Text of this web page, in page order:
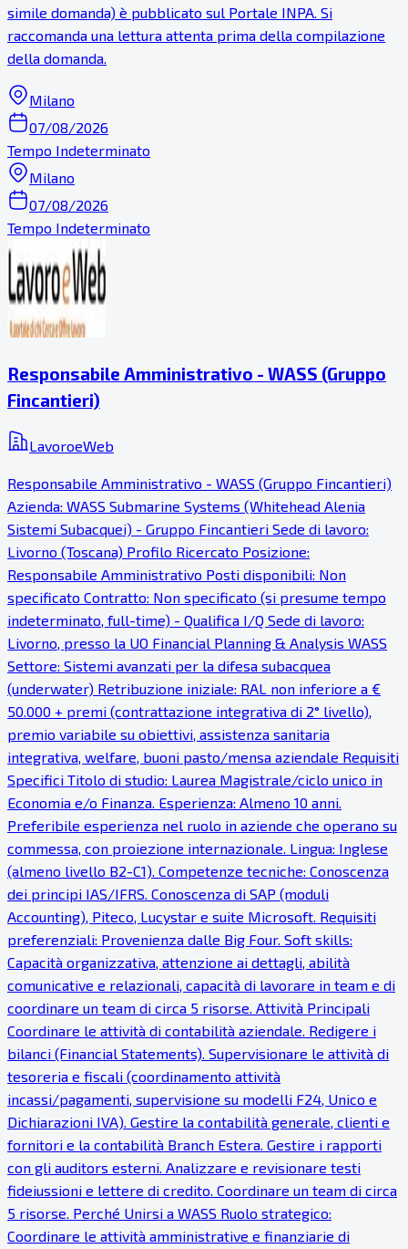
simile domanda) è pubblicato sul Portale INPA. Si
raccomanda una lettura attenta prima della compilazione
della domanda.
Milano
07/08/2026
Tempo Indeterminato
Milano
07/08/2026
Tempo Indeterminato
Responsabile Amministrativo - WASS (Gruppo
Fincantieri)
LavoroeWeb
Responsabile Amministrativo - WASS (Gruppo Fincantieri)
Azienda: WASS Submarine Systems (Whitehead Alenia
Sistemi Subacquei) - Gruppo Fincantieri Sede di lavoro:
Livorno (Toscana) Profilo Ricercato Posizione:
Responsabile Amministrativo Posti disponibili: Non
specificato Contratto: Non specificato (si presume tempo
indeterminato, full-time) - Qualifica I/Q Sede di lavoro:
Livorno, presso la UO Financial Planning & Analysis WASS
Settore: Sistemi avanzati per la difesa subacquea
(underwater) Retribuzione iniziale: RAL non inferiore a €
50.000 + premi (contrattazione integrativa di 2° livello),
premio variabile su obiettivi, assistenza sanitaria
integrativa, welfare, buoni pasto/mensa aziendale Requisiti
Specifici Titolo di studio: Laurea Magistrale/ciclo unico in
Economia e/o Finanza. Esperienza: Almeno 10 anni.
Preferibile esperienza nel ruolo in aziende che operano su
commessa, con proiezione internazionale. Lingua: Inglese
(almeno livello B2-C1). Competenze tecniche: Conoscenza
dei principi IAS/IFRS. Conoscenza di SAP (moduli
Accounting), Piteco, Lucystar e suite Microsoft. Requisiti
preferenziali: Provenienza dalle Big Four. Soft skills:
Capacità organizzativa, attenzione ai dettagli, abilità
comunicative e relazionali, capacità di lavorare in team e di
coordinare un team di circa 5 risorse. Attività Principali
Coordinare le attività di contabilità aziendale. Redigere i
bilanci (Financial Statements). Supervisionare le attività di
tesoreria e fiscali (coordinamento attività
incassi/pagamenti, supervisione su modelli F24, Unico e
Dichiarazioni IVA). Gestire la contabilità generale, clienti e
fornitori e la contabilità Branch Estera. Gestire i rapporti
con gli auditors esterni. Analizzare e revisionare testi
fideiussioni e lettere di credito. Coordinare un team di circa
5 risorse. Perché Unirsi a WASS Ruolo strategico:
Coordinare le attività amministrative e finanziarie di